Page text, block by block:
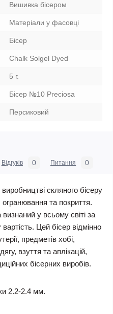
Вишивка бісером
Матеріали у фасовці
Бісер
Chalk Solgel Dyed
5 г.
Бісер №10 Preciosa
Персиковий
Відгуків 0 Питання 0
скляного бісеру
та покриття.
у всьому світі за
Цей бісер відмінно
предметів хобі,
взуття та аплікацій,
бісерних виробів.
2.2-2.4 мм.